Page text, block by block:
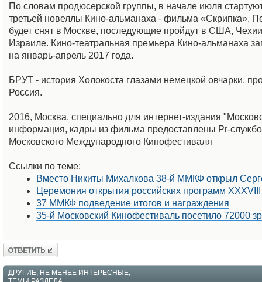
По словам продюсерской группы, в начале июля
третьей новеллы Кино-альманаха - фильма «Скрипка».
будет снят в Москве, последующие пройдут в США,
Израиле. Кино-театральная премьера Кино-альманаха
на январь-апрель 2017 года.
БРУТ - история Холокоста глазами немецкой овчарки,
Россия.
2016, Москва, специально для интернет-издания
информация, кадры из фильма предоставлены Pr-
Московского Международного Кинофестиваля
Ссылки по теме:
Вместо Никиты Михалкова 38-й ММКФ открыл
Церемония открытия российских программ
37 ММКФ подведение итогов и награждения
35-й Московский Кинофестиваль посетило 72000
Ответить
ДРУГИЕ, НЕ МЕНЕЕ ИНТЕРЕСНЫЕ,